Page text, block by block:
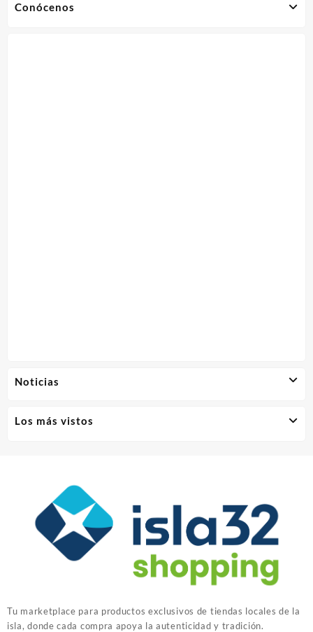
Conócenos
Noticias
Los más vistos
Tu marketplace para productos exclusivos de tiendas locales de la
isla, donde cada compra apoya la autenticidad y tradición.